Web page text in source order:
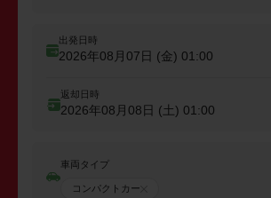
出発日時
2026年08月07日 (金) 01:00
返却日時
2026年08月08日 (土) 01:00
車両タイプ
コンパクトカー